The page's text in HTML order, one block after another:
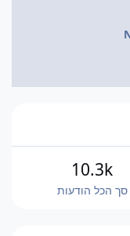
סך הכל הודעות
10.3k